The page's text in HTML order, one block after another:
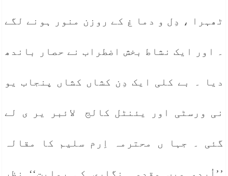
ٹھہرا ، دِل و دما غ کے روزن منور ہونے لگے
۔ اور ایک نشاط بخش اضطراب نے حصار باندھ
دیا ۔ بے کلی ایک دِن کشاں کشاں پنجاب یو
نی ورسٹی اور یئنٹل کالج لائبر یر ی لے
گئی ۔ جہا ں محترمہ اِرم سلیم کا مقالہ
’’اُردو میں مقدمہ نگاری کی روایت‘‘ نظر